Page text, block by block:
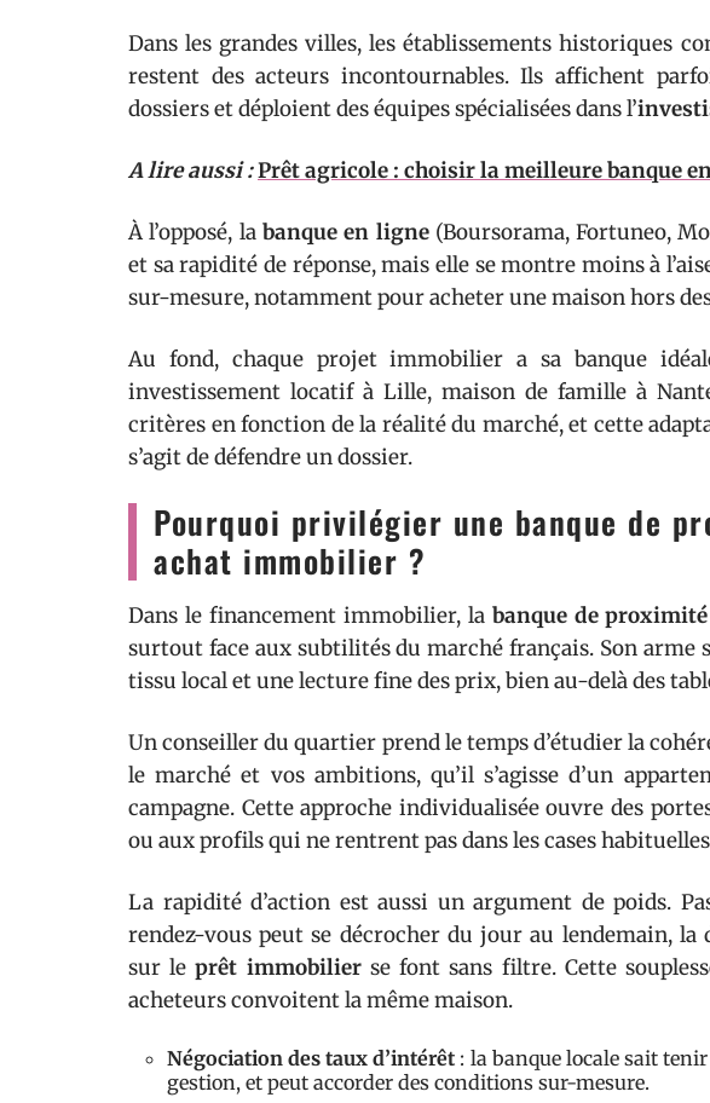
Dans les grandes villes, les établissements historiques
restent des acteurs incontournables. Ils affichent
dossiers et déploient des équipes spécialisées dans l’
A lire aussi :Prêt agricole : choisir la meilleure banque
À l’opposé, la banque en ligne(Boursorama, Fortuneo,
et sa rapidité de réponse, mais elle se montre moins à
sur-mesure, notamment pour acheter une maison hors
Au fond, chaque projet immobilier a sa banque
investissement locatif à Lille, maison de famille à
critères en fonction de la réalité du marché, et cette
s’agit de défendre un dossier.
Pourquoi privilégier une banque de
achat immobilier ?
Dans le financement immobilier, la banque de proximité
surtout face aux subtilités du marché français. Son arme
tissu local et une lecture fine des prix, bien au-delà des
Un conseiller du quartier prend le temps d’étudier la
le marché et vos ambitions, qu’il s’agisse d’un
campagne. Cette approche individualisée ouvre des
ou aux profils qui ne rentrent pas dans les cases
La rapidité d’action est aussi un argument de poids.
rendez-vous peut se décrocher du jour au lendemain, la
sur leprêt immobilierse font sans filtre. Cette
acheteurs convoitent la même maison.
Négociation des taux d’intérêt : la banque locale sait
gestion, et peut accorder des conditions sur-mesure.